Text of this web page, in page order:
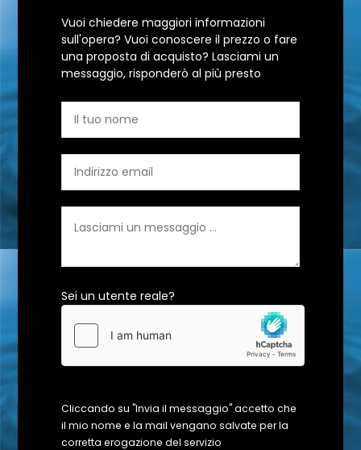
Vuoi chiedere maggiori informazioni
sull'opera? Vuoi conoscere il prezzo o fare
una proposta di acquisto? Lasciami un
messaggio, risponderò al più presto
Sei un utente reale?
Cliccando su "Invia il messaggio" accetto che
il mio nome e la mail vengano salvate per la
corretta erogazione del servizio